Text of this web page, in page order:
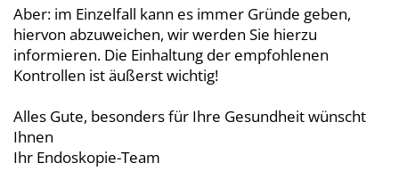
Aber: im Einzelfall kann es immer Gründe geben,
hiervon abzuweichen, wir werden Sie hierzu
informieren. Die Einhaltung der empfohlenen
Kontrollen ist äußerst wichtig!
Alles Gute, besonders für Ihre Gesundheit wünscht
Ihnen
Ihr Endoskopie-Team